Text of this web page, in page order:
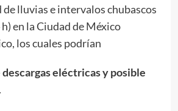
lluvias e intervalos chubascos
en la Ciudad de México
los cuales podrían
eléctricas y posible